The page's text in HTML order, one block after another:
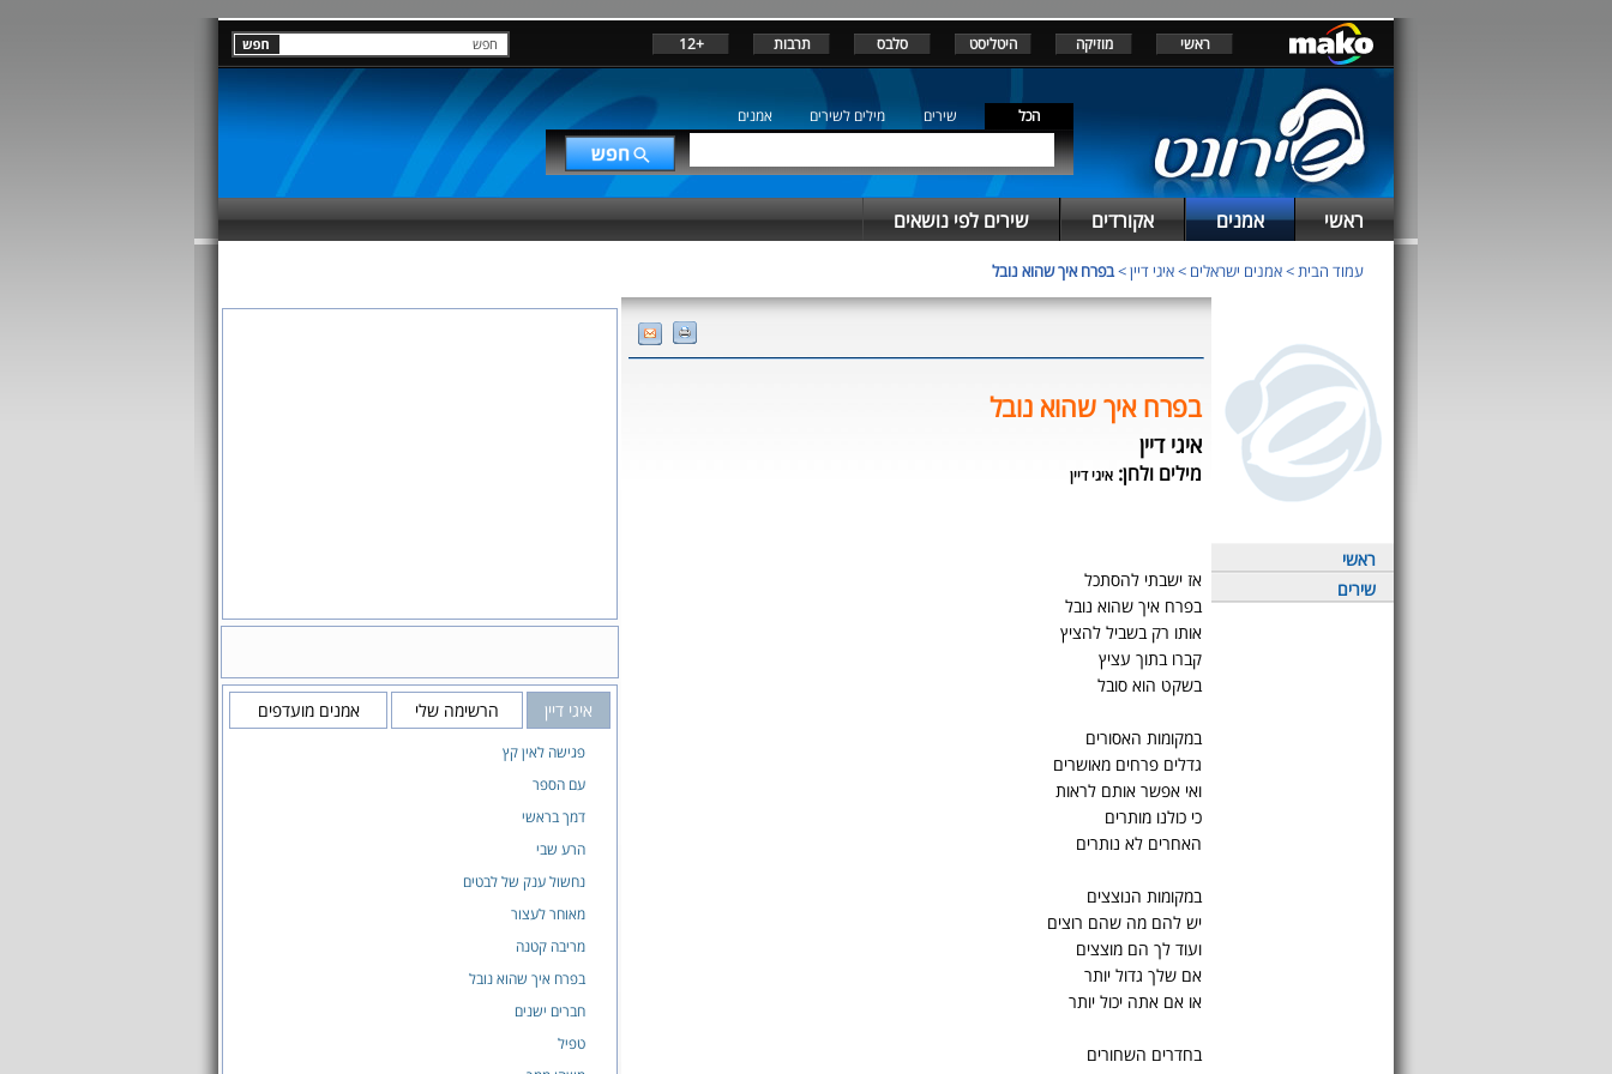
ראשי מוזיקה היטליסט סלבס תרבות +12
הכל שירים מילים לשירים אמנים
ראשי אמנים אקורדים שירים לפי נושאים
עמוד הבית>אמנים ישראלים >איגי דיין>בפרח איך שהוא נובל
ראשי
שירים
בפרח איך שהוא נובל
איגי דיין
מילים ולחן: איגי דיין
אז ישבתי להסתכל
בפרח איך שהוא נובל
אותו רק בשביל להציץ
קברו בתוך עציץ
בשקט הוא סובל
במקומות האסורים
גדלים פרחים מאושרים
ואי אפשר אותם לראות
כי כולנו מותרים
האחרים לא נותרים
במקומות הנוצצים
יש להם מה שהם רוצים
ועוד לך הם מוצצים
אם שלך גדול יותר
או אם אתה יכול יותר
בחדרים השחורים
איגי דיין הרשימה שלי אמנים מועדפים
פגישה לאין קץ
עם הספר
דמך בראשי
הרע שבי
נחשול ענק של לבטים
מאוחר לעצור
מריבה קטנה
בפרח איך שהוא נובל
חברים ישנים
טפיל